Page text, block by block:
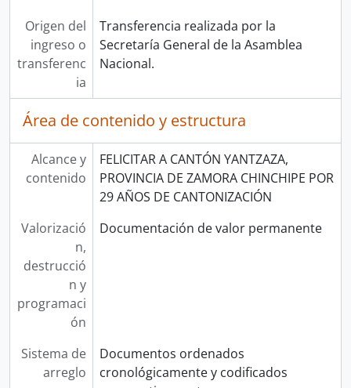
Origen del
ingreso o
transferenc
ia
Transferencia realizada por la
Secretaría General de la Asamblea
Nacional.
Área de contenido y estructura
Alcance y
contenido
FELICITAR A CANTÓN YANTZAZA,
PROVINCIA DE ZAMORA CHINCHIPE POR
29 AÑOS DE CANTONIZACIÓN
Valorizació
n,
destrucció
n y
programaci
ón
Documentación de valor permanente
Sistema de
arreglo
Documentos ordenados
cronológicamente y codificados